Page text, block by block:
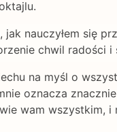
jak nauczyłem się
chwil radości i
na myśl o
oznacza
wam wszystkim, i